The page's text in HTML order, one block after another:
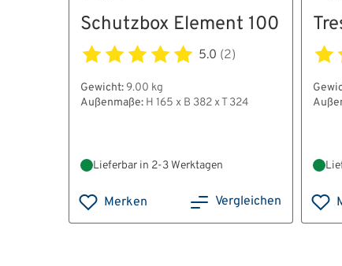
Schutzbox Element 100
5.0 (2)
Gewicht: 9.00 kg
Außenmaße: H 165 x B 382 x T 324
Lieferbar in 2-3 Werktagen
Merken Vergleichen